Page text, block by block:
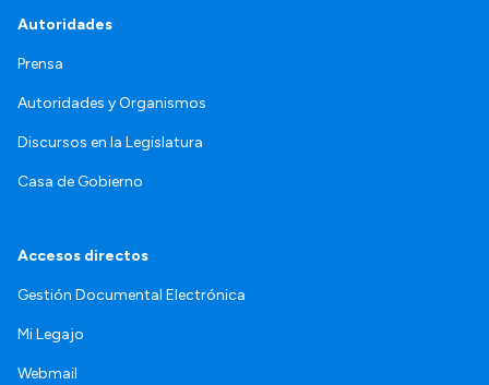
Autoridades
Prensa
Autoridades y Organismos
Discursos en la Legislatura
Casa de Gobierno
Accesos directos
Gestión Documental Electrónica
Mi Legajo
Webmail